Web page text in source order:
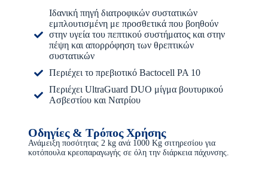
Ιδανική πηγή διατροφικών συστατικών
εμπλουτισμένη με προσθετικά που βοηθούν
στην υγεία του πεπτικού συστήματος και στην
πέψη και απορρόφηση των θρεπτικών
συστατικών
Περιέχει το πρεβιοτικό Bactocell PA 10
Περιέχει UltraGuard DUO μίγμα βουτυρικού
Ασβεστίου και Νατρίου
Οδηγίες & Τρόπος Χρήσης
Ανάμειξη ποσότητας 2 kg ανά 1000 Kg σιτηρεσίου για
κοτόπουλα κρεοπαραγωγής σε όλη την διάρκεια πάχυνσης.